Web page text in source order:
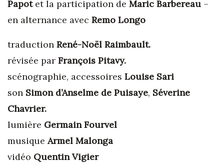
Papot et la participation de Maric Barbereau –
en alternance avec Remo Longo
traduction René-Noël Raimbault.
révisée par François Pitavy.
scénographie, accessoires Louise Sari
son Simon d’Anselme de Puisaye, Séverine
Chavrier.
lumière Germain Fourvel
musiqueArmel Malonga
vidéo Quentin Vigier